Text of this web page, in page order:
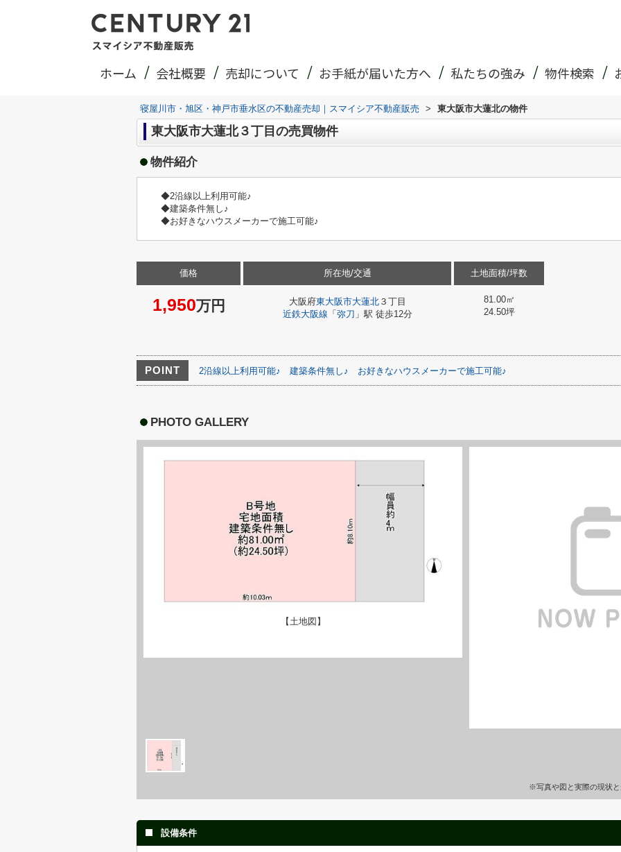
ホーム 会社概要 売却について お手紙が届いた方へ 私たちの強み 物件検索
寝屋川市・旭区・神戸市垂水区の不動産売却｜スマイシア不動産販売 > 東大阪市大蓮北の物件
東大阪市大蓮北３丁目の売買物件
物件紹介
◆2沿線以上利用可能♪
◆建築条件無し♪
◆お好きなハウスメーカーで施工可能♪
価格
1,950万円
所在地/交通
大阪府東大阪市大蓮北３丁目
近鉄大阪線 「 弥刀 」駅 徒歩12分
土地面積/坪数
81.00㎡
24.50坪
POINT 2沿線以上利用可能♪ 建築条件無し♪ お好きなハウスメーカーで施工可能♪
PHOTO GALLERY
【土地図】
※写真や図と実際の現状
設備条件